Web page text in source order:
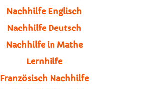
Nachhilfe Englisch
Nachhilfe Deutsch
Nachhilfe in Mathe
Lernhilfe
Französisch Nachhilfe